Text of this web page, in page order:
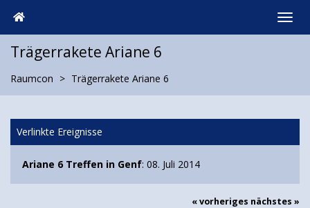
Trägerrakete Ariane 6
Raumcon Trägerrakete Ariane 6
Verlinkte Ereignisse
Ariane 6 Treffen in Genf: 08. Juli 2014
« vorheriges nächstes »